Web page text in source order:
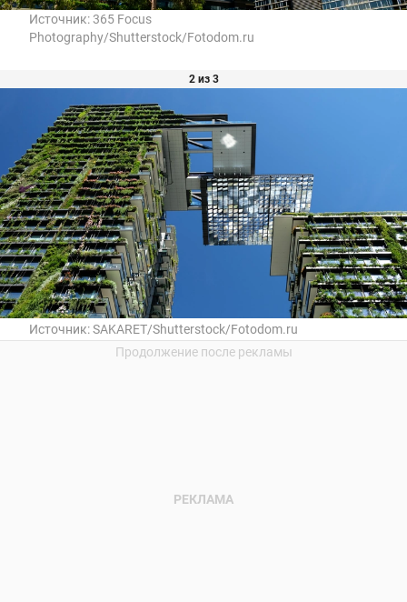
Источник:365 Focus
Photography/Shutterstock/Fotodom.ru
2 из 3
Источник:SAKARET/Shutterstock/Fotodom.ru